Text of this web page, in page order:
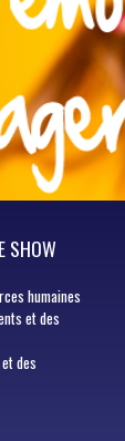
SHOW
humaines
et des
des